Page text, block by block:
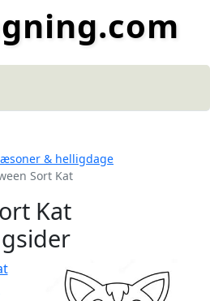
& helligdage
Sort Kat
Kat